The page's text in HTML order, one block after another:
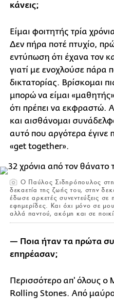
κάνεις;
Είμαι φοιτητής τρία
Δεν πήρα ποτέ πτυχίο,
εντύπωση ότι έχανα τον
γιατί με ενοχλούσε πάρα
δικτατορίας. Βρίσκομαι
μπορώ να είμαι
ότι πρέπει να εκφραστώ.
και αισθάνομαι
αυτό που αργότερα
«get together».
Ο Παύλος Σιδηρόπουλος
δεκαετία της ζωής του, στην
έδωσε αρκετές συνεντεύξεις σε
εφημερίδες. Και όχι μόνο σε
αλλά παντού, ακόμη και σε
— Ποια ήταν τα πρώτα
επηρέασαν;
Περισσότερο απ' όλους ο
Rolling Stones. Από